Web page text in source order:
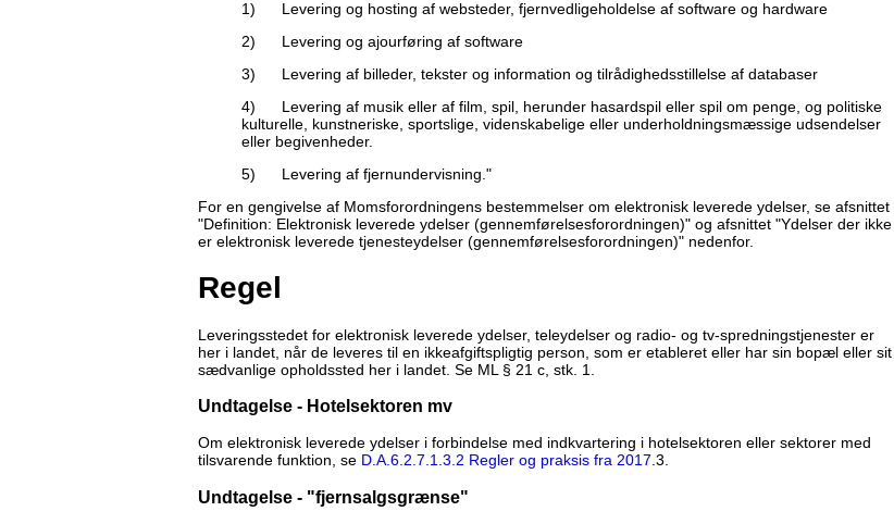
1) Levering og hosting af websteder, fjernvedligeholdelse af software og hardware
2) Levering og ajourføring af software
3) Levering af billeder, tekster og information og tilrådighedsstillelse af databaser
4) Levering af musik eller af film, spil, herunder hasardspil eller spil om penge, og politiske
kulturelle, kunstneriske, sportslige, videnskabelige eller underholdningsmæssige udsendelser
eller begivenheder.
5) Levering af fjernundervisning."
For en gengivelse af Momsforordningens bestemmelser om elektronisk leverede ydelser, se afsnittet
"Definition: Elektronisk leverede ydelser (gennemførelsesforordningen)" og afsnittet "Ydelser der ikke
er elektronisk leverede tjenesteydelser (gennemførelsesforordningen)" nedenfor.
Regel
Leveringsstedet for elektronisk leverede ydelser, teleydelser og radio- og tv-spredningstjenester er
her i landet, når de leveres til en ikkeafgiftspligtig person, som er etableret eller har sin bopæl eller sit
sædvanlige opholdssted her i landet. Se ML § 21 c, stk. 1.
Undtagelse - Hotelsektoren mv
Om elektronisk leverede ydelser i forbindelse med indkvartering i hotelsektoren eller sektorer med
tilsvarende funktion, se D.A.6.2.7.1.3.2 Regler og praksis fra 2017.3.
Undtagelse - "fjernsalgsgrænse"